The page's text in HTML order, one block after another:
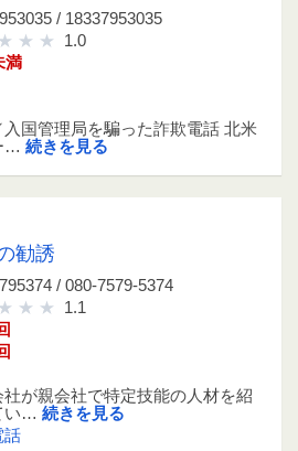
/ 18337953035
1.0
満
入国管理局を騙った詐欺電話 北米
… 続きを見る
勧誘
/ 080-7579-5374
1.1
社が親会社で特定技能の人材を紹
い… 続きを見る
話